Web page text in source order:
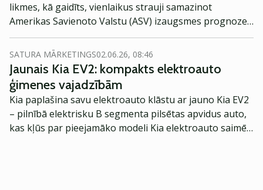
likmes, kā gaidīts, vienlaikus strauji samazinot
Amerikas Savienoto Valstu (ASV) izaugsmes prognozes.
Centrālā banka tuvākajos gados nesasniegs inflācijas
mērķi.
SATURA MĀRKETINGS02.06.26, 08:46
Jaunais Kia EV2: kompakts elektroauto
ģimenes vajadzībām
Kia paplašina savu elektroauto klāstu ar jauno Kia EV2
– pilnībā elektrisku B segmenta pilsētas apvidus auto,
kas kļūs par pieejamāko modeli Kia elektroauto saimē